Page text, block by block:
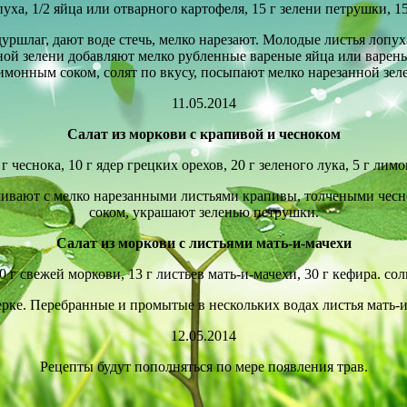
1/2 яйца или отварного кар­тофеля, 15 г зелени петрушки,
дают воде стечь, мелко нарезают. Молодые листья
зелени добавляют мелко рублен­ные вареные яйца или
соком, солят по вкусу, посыпают мел­ко нарезанной
11.05.2014
Салат из моркови с крапивой и чесноком
10 г ядер грецких оре­хов, 20 г зеленого лука, 5 г
с мелко нарезанными листьями крапивы, толчеными
соком, украшают зеле­нью петрушки.
Салат из моркови с листьями мать-и-мачехи
г свежей моркови, 13 г листьев мать-и-мачехи, 30 г кефира.
Перебран­ные и промытые в нескольких водах листья мать-
12.05.2014
Рецепты будут пополняться по мере появления трав.